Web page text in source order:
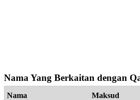
Nama Yang Berkaitan dengan
Nama Maksud